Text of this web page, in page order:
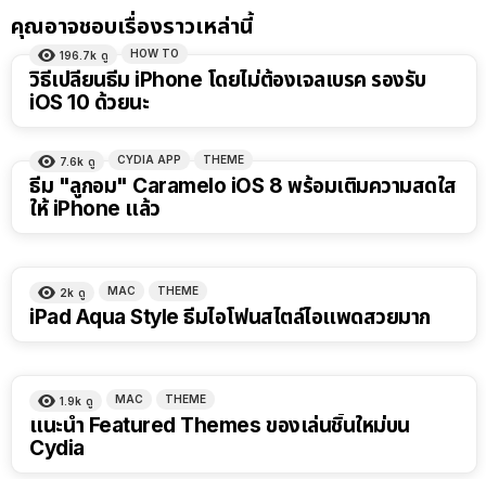
คุณอาจชอบเรื่องราวเหล่านี้
196.7k ดู HOW TO
วิธีเปลี่ยนธีม iPhone โดยไม่ต้องเจลเบรค รองรับ
iOS 10 ด้วยนะ
7.6k ดู CYDIA APP THEME
ธีม "ลูกอม" Caramelo iOS 8 พร้อมเติมความสดใส
ให้ iPhone แล้ว
2k ดู MAC THEME
iPad Aqua Style ธีมไอโฟนสไตล์ไอแพดสวยมาก
1.9k ดู MAC THEME
แนะนำ Featured Themes ของเล่นชิ้นใหม่บน
Cydia